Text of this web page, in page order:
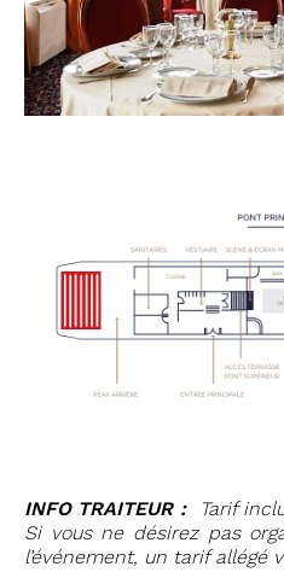
INFO TRAITEUR :
Tarif
Si vous ne désirez pas
l’événement, un tarif allégé